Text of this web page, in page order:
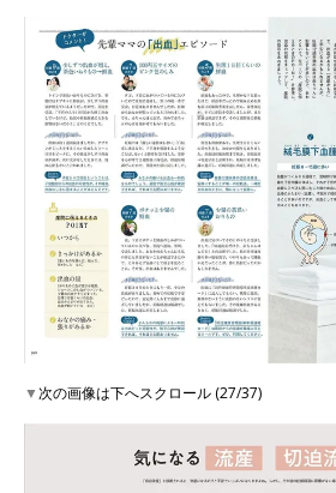
▼次の画像は下へスクロール (27/37)